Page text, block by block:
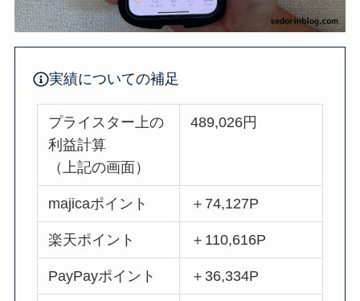
実績についての補足
プライスター上の
利益計算
（上記の画面）
489,026円
majicaポイント ＋74,127P
楽天ポイント ＋110,616P
PayPayポイント ＋36,334P